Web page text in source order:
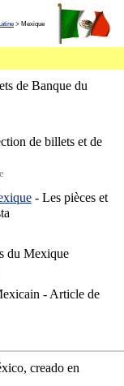
> Mexique
de Banque du
de billets et de
- Les pièces et
du Mexique
- Article de
creado en